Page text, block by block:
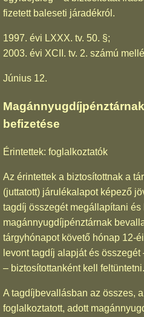
fizetett baleseti járadékról.
1997. évi LXXX. tv. 50. §;
2003. évi XCII. tv. 2. számú
Június 12.
befizetése
Érintettek: foglalkoztatók
Az érintettek a biztosítottnak a
(juttatott) járulékalapot képező
tagdíj összegét megállapítani és
magánnyugdíjpénztárnak
tárgyhónapot követő hónap 12-
levont tagdíj alapját és
– biztosítottanként kell feltüntetni.
A tagdíjbevallásban az összes,
foglalkoztatott, adott